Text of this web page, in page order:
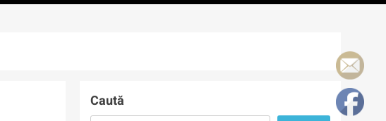
Caută